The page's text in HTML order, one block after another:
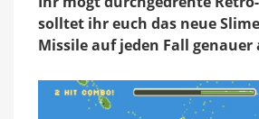
eine
solltet ihr euch das neue
Missile auf jeden Fall genauer